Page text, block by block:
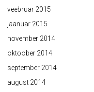
veebruar 2015
jaanuar 2015
november 2014
oktoober 2014
september 2014
august 2014